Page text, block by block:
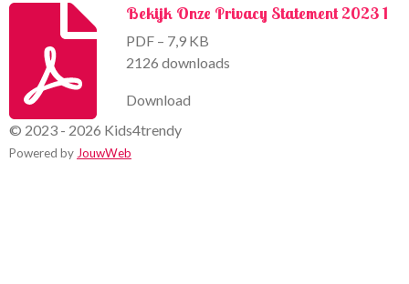
Bekijk Onze Privacy Statement 2023 1
PDF – 7,9 KB
2126 downloads
Download
© 2023 - 2026 Kids4trendy
Powered by JouwWeb